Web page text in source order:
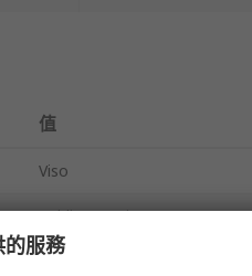
值
Viso
Folding Barrier
Safety Barrier
服務